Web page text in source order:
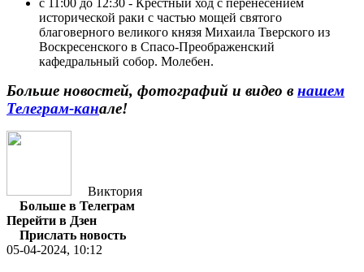
исторической раки с частью мощей святого
благоверного великого князя Михаила Тверского из
Воскресенского в Спасо-Преображенский
кафедральный собор. Молебен.
Больше новостей, фотографий и видео в нашем
Телеграм-канале!
Виктория
Больше в Телеграм
Перейти в Дзен
Прислать новость
05-04-2024, 10:12